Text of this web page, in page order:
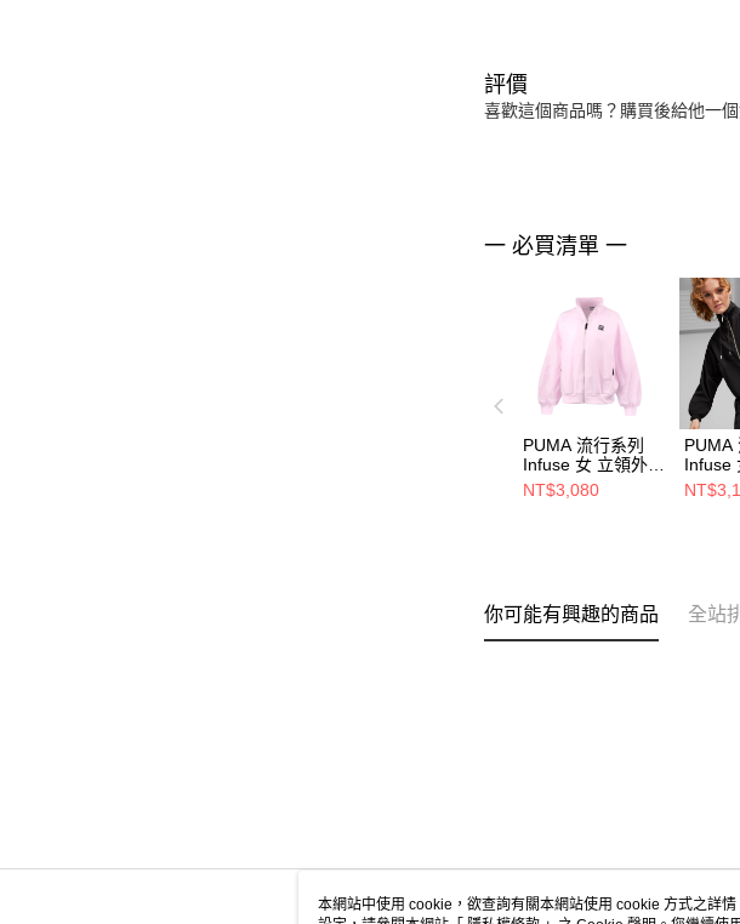
評價
喜歡這個商品嗎？購買後給他一
一 必買清單 一
PUMA 流行系列
Infuse 女 立領外套
62839293
NT$3,080
PUMA
Infuse
你可能有興趣的商品 全站
本網站中使用 cookie，欲查詢有關本網站使用 cookie 方式之詳